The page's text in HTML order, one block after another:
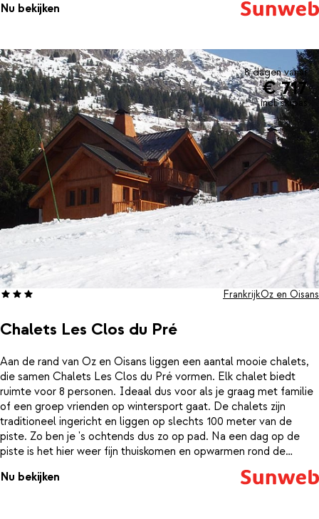
maximaal 4 personen.Bijj een verblijf is een 6-daagse skipas en
Nu bekijken
8 dagen vanaf
€ 717
incl. skipas
Chalets Les Clos du Pré
FrankrijkOz en Oisans
Aan de rand van Oz en Oisans liggen een aantal mooie chalets,
die samen Chalets Les Clos du Pré vormen. Elk chalet biedt
ruimte voor 8 personen. Ideaal dus voor als je graag met familie
of een groep vrienden op wintersport gaat. De chalets zijn
traditioneel ingericht en liggen op slechts 100 meter van de
piste. Zo ben je 's ochtends dus zo op pad. Na een dag op de
piste is het hier weer fijn thuiskomen en opwarmen rond de
gezellige open haard. Sluit de dag af met een goed diner of een
gezellig spelletje aan de lange eettafel.
Nu bekijken